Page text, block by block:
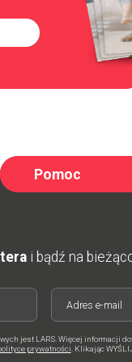
Pomoc
i bądź na
jest LARS. Więcej informacji
prywatności. Klikając